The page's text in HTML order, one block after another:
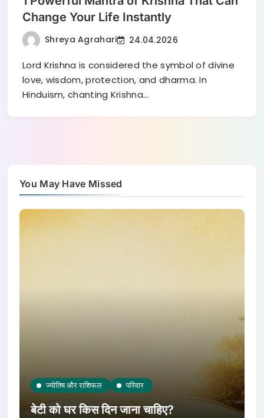
Change Your Life Instantly
Shreya Agrahari 24.04.2026
Lord Krishna is considered the symbol of divine
love, wisdom, protection, and dharma. In
Hinduism, chanting Krishna…
You May Have Missed
ज्योतिष और राशिफल परिवार
बेटी को घर किस दिन जाना चाहिए?